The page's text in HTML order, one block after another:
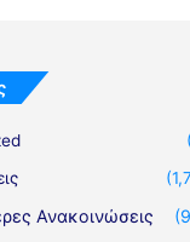
Ανακοινώσεις